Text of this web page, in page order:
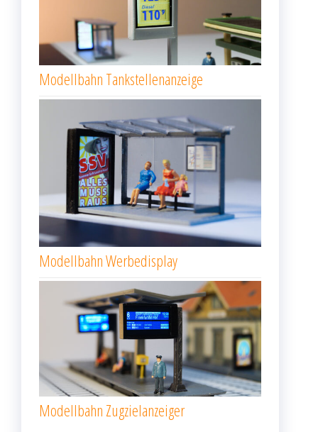
Modellbahn Tankstellenanzeige
Modellbahn Werbedisplay
Modellbahn Zugzielanzeiger